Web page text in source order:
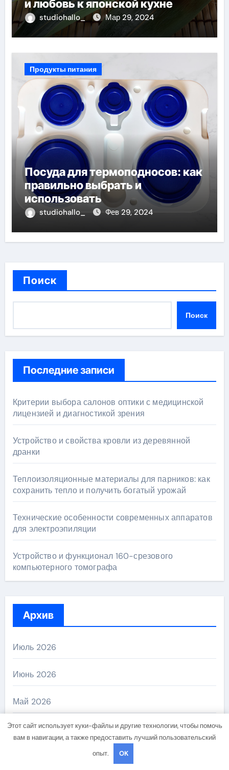
и любовь к японской кухне
studiohallo_ Мар 29, 2024
Продукты питания
Посуда для термоподносов: как
правильно выбрать и
использовать
studiohallo_ Фев 29, 2024
Поиск
Поиск
Последние записи
Критерии выбора салонов оптики с медицинской
лицензией и диагностикой зрения
Устройство и свойства кровли из деревянной
дранки
Теплоизоляционные материалы для парников: как
сохранить тепло и получить богатый урожай
Технические особенности современных аппаратов
для электроэпиляции
Устройство и функционал 160-срезового
компьютерного томографа
Архив
Июль 2026
Июнь 2026
Май 2026
Апрель 2026
Этот сайт использует куки-файлы и другие технологии, чтобы помочь
вам в навигации, а также предоставить лучший пользовательский
опыт.
OK